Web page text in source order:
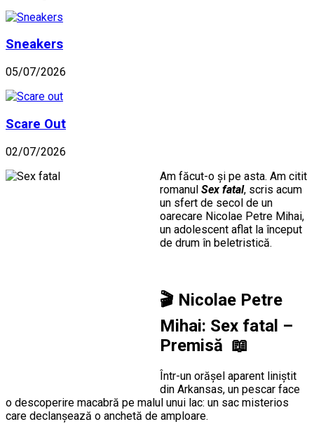
Sneakers
05/07/2026
Scare Out
02/07/2026
Am făcut-o și pe asta. Am citit
romanul Sex fatal, scris acum
un sfert de secol de un
oarecare Nicolae Petre Mihai,
un adolescent aflat la început
de drum în beletristică.
🎬 Nicolae Petre
Mihai: Sex fatal –
Premisă 📖
Într-un orășel aparent liniștit
din Arkansas, un pescar face
o descoperire macabră pe malul unui lac: un sac misterios
care declanșează o anchetă de amploare.